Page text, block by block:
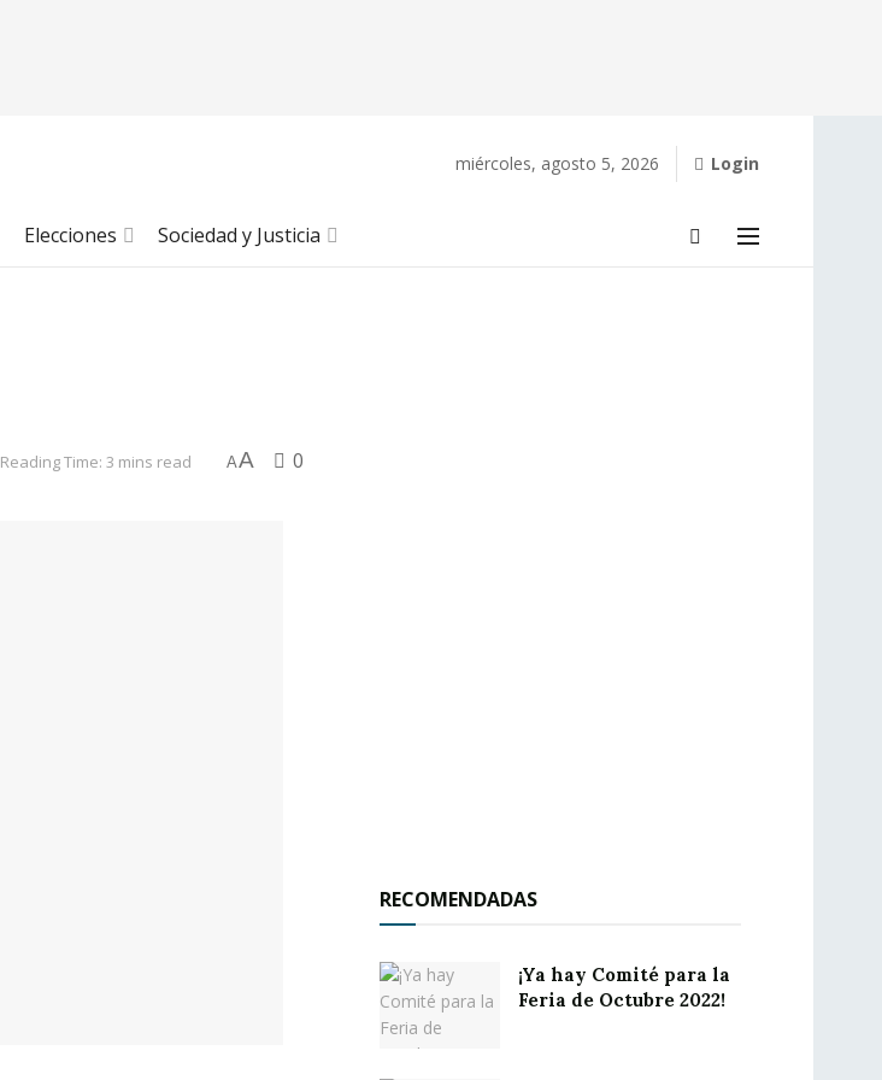
miércoles, agosto 5, 2026 Login
Elecciones Sociedad y Justicia
Reading Time: 3 mins read AA 0
RECOMENDADAS
¡Ya hay Comité para la
Feria de Octubre 2022!